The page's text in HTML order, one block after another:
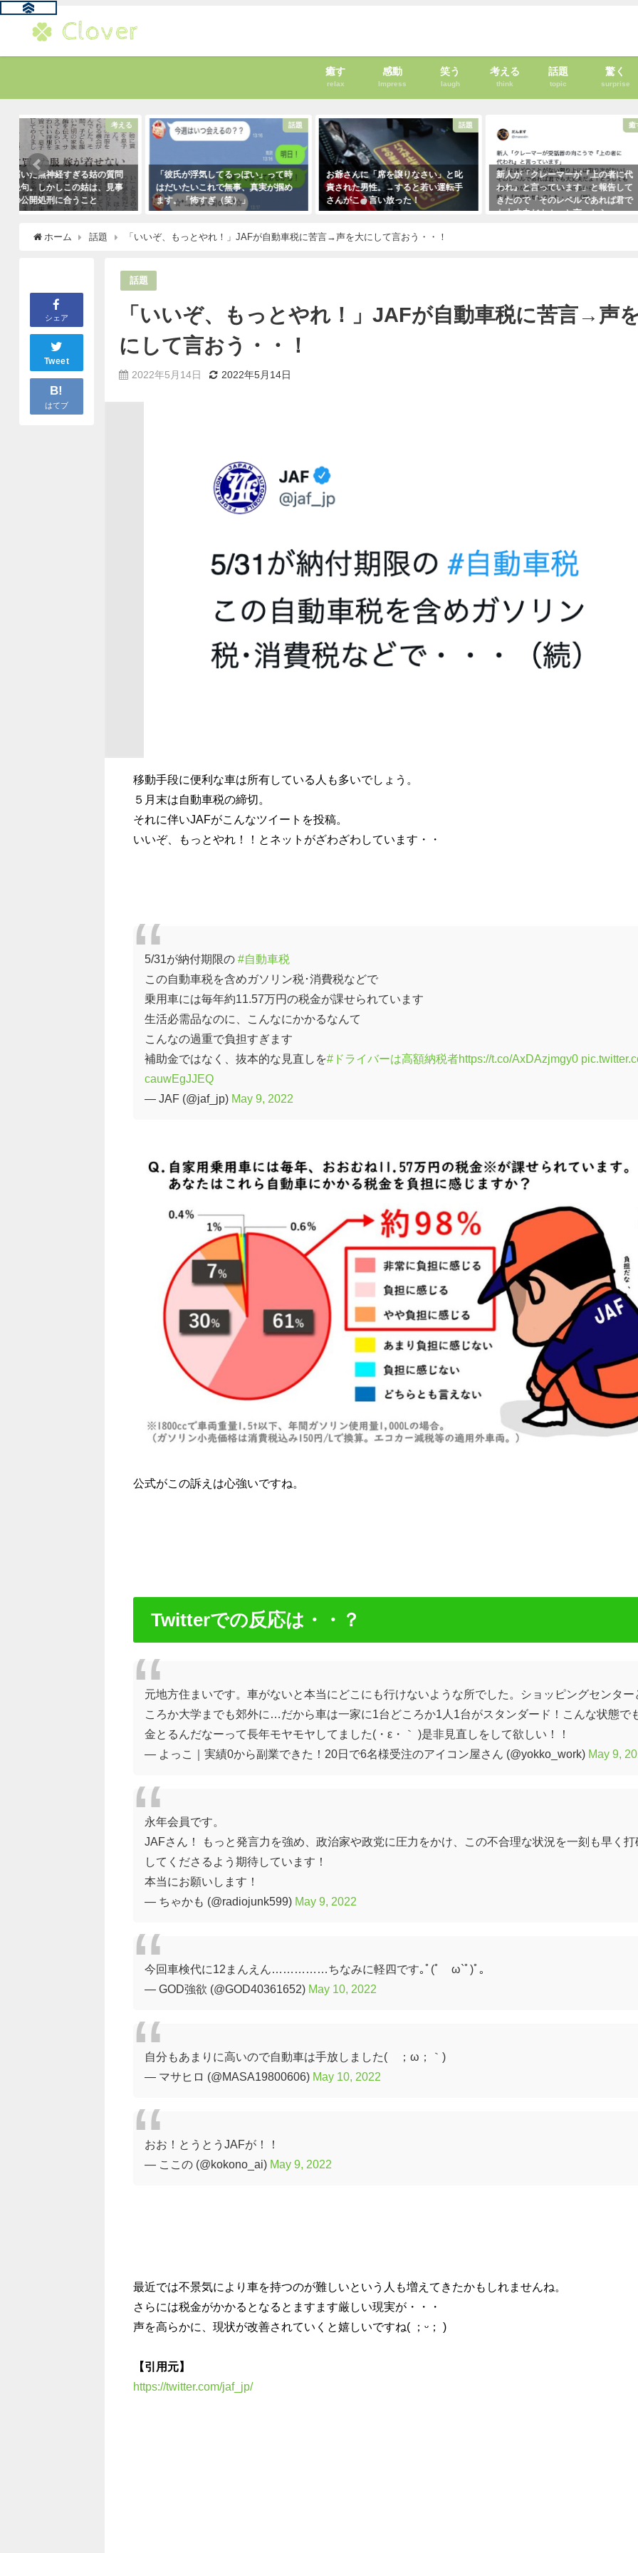
癒す
relax
感動
Impress
笑う
laugh
考える
think
話題
topic
驚く
surprise
話題
「彼氏が浮気してるっぽい」って時
はだいたいこれで無事、真実が掴め
ます。「怖すぎ（笑）」
話題
お爺さんに「席を譲りなさい」と叱
責された男性。→すると若い運転手
さんがこう言い放った！
新人が「クレーマーが『上の者に代
われ』と言っています」と報告して
きたので「そのレベルであれば君で
も大丈夫だよ！」と言ったら・・・
（笑）
新聞に届いた無神経すぎ
内容に絶句。しかしこの
なほどの公開処刑に合う
に・・・
ホーム 話題 「いいぞ、もっとやれ！」JAFが自動車税に苦言→声を大にして言おう・・！
シェア
Tweet
B!
はてブ
話題
「いいぞ、もっとやれ！」JAFが自動車税に苦言→声
にして言おう・・！
2022年5月14日 2022年5月14日
移動手段に便利な車は所有している人も多いでしょう。
５月末は自動車税の締切。
それに伴いJAFがこんなツイートを投稿。
いいぞ、もっとやれ！！とネットがざわざわしています・・
5/31が納付期限の #自動車税
この自動車税を含めガソリン税･消費税などで
乗用車には毎年約11.57万円の税金が課せられています
生活必需品なのに、こんなにかかるなんて
こんなの過重で負担すぎます
補助金ではなく、抜本的な見直しを#ドライバーは高額納税者https://t.co/AxDAzjmgy0
cauwEgJJEQ
— JAF (@jaf_jp) May 9, 2022
公式がこの訴えは心強いですね。
Twitterでの反応は・・？
元地方住まいです。車がないと本当にどこにも行けないような所でした。ショッピングセンター
ころか大学までも郊外に…だから車は一家に1台どころか1人1台がスタンダード！こんな状態で
金とるんだなーって長年モヤモヤしてました(・ε・｀ )是非見直しをして欲しい！！
— よっこ｜実績0から副業できた！20日で6名様受注のアイコン屋さん (@yokko_work) May 9,
永年会員です。
JAFさん！ もっと発言力を強め、政治家や政党に圧力をかけ、この不合理な状況を一刻も早く打
してくださるよう期待しています！
本当にお願いします！
— ちゃかも (@radiojunk599) May 9, 2022
今回車検代に12まんえん……………ちなみに軽四です｡ﾟ(ﾟ´ω`ﾟ)ﾟ｡
— GOD強欲 (@GOD40361652) May 10, 2022
自分もあまりに高いので自動車は手放しました(´；ω；｀)
— マサヒロ (@MASA19800606) May 10, 2022
おお！とうとうJAFが！！
— ここの (@kokono_ai) May 9, 2022
最近では不景気により車を持つのが難しいという人も増えてきたかもしれませんね。
さらには税金がかかるとなるとますます厳しい現実が・・・
声を高らかに、現状が改善されていくと嬉しいですね( ；ᵕ； )
【引用元】
https://twitter.com/jaf_jp/